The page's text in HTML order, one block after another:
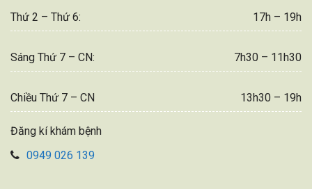
Thứ 2 – Thứ 6: 17h – 19h
Sáng Thứ 7 – CN: 7h30 – 11h30
Chiều Thứ 7 – CN 13h30 – 19h
Đăng kí khám bệnh
0949 026 139